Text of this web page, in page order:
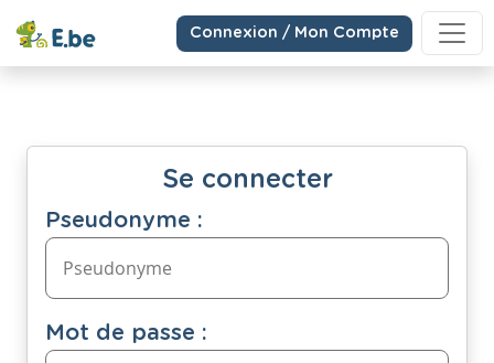
Connexion / Mon Compte
Se connecter
Pseudonyme :
Mot de passe :